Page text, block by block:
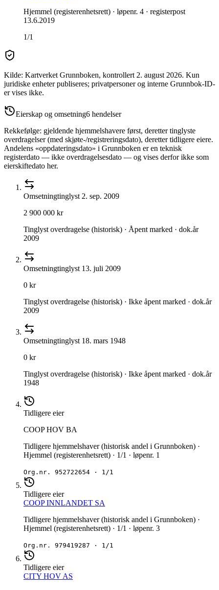
Hjemmel (registerenhetsrett) · løpenr. 4 · registerpost
13.6.2019
1/1
Kilde: Kartverket Grunnboken, kontrollert 2. august 2026. Kun
juridiske enheter publiseres; privatpersoner og interne Grunnbok-ID-
er vises ikke.
Eierskap og omsetning6 hendelser
Rekkefølge: gjeldende hjemmelshavere først, deretter tinglyste
overdragelser (med skjøte-/registreringsdato), deretter tidligere eiere.
Andelens «oppdateringsdato» i Grunnboken er en teknisk
registerdato — ikke overdragelsesdato — og vises derfor ikke som
eierskiftedato her.
Omsetningtinglyst 2. sep. 2009
2 900 000 kr
Tinglyst overdragelse (historisk) · Åpent marked · dok.år
2009
Omsetningtinglyst 13. juli 2009
0 kr
Tinglyst overdragelse (historisk) · Ikke åpent marked · dok.år
2009
Omsetningtinglyst 18. mars 1948
0 kr
Tinglyst overdragelse (historisk) · Ikke åpent marked · dok.år
1948
Tidligere eier
COOP HOV BA
Tidligere hjemmelshaver (historisk andel i Grunnboken) ·
Hjemmel (registerenhetsrett) · 1/1 · løpenr. 1
Org.nr. 952722654 · 1/1
Tidligere eier
COOP INNLANDET SA
Tidligere hjemmelshaver (historisk andel i Grunnboken) ·
Hjemmel (registerenhetsrett) · 1/1 · løpenr. 3
Org.nr. 979419287 · 1/1
Tidligere eier
CITY HOV AS